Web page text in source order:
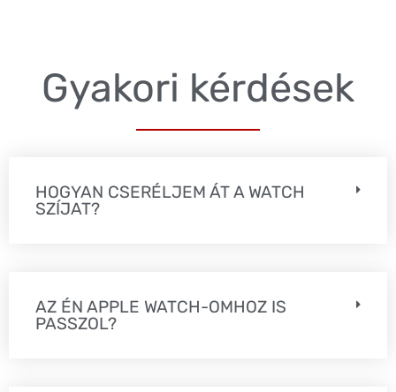
Gyakori kérdések
HOGYAN CSERÉLJEM ÁT A WATCH
SZÍJAT?
AZ ÉN APPLE WATCH-OMHOZ IS
PASSZOL?